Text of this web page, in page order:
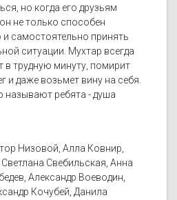
но когда его друзьям
не только способен
и самостоятельно принять
ситуации. Мухтар всегда
в трудную минуту, помирит
и даже возьмет вину на себя.
называют ребята - душа
Низовой, Алла Ковнир,
Свебильская, Анна
Александр Воеводин,
Кочубей, Данила